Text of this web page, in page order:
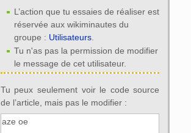
L’action que tu essaies de réaliser est
réservée aux wikiminautes du
groupe : Utilisateurs
Tu n'as pas la permission de modifier
le message de cet utilisateur.
Tu peux seulement voir le code source
de l’article, mais pas le modifier :